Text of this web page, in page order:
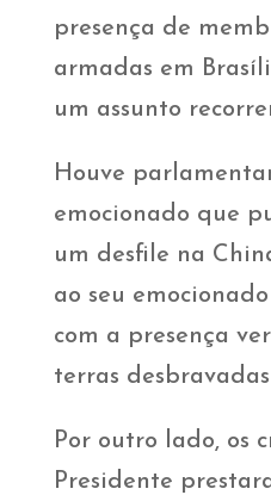
presença de
armadas em
um assunto
Houve
emocionado que
um desfile na
ao seu
com a presença
terras
Por outro lado, os
Presidente